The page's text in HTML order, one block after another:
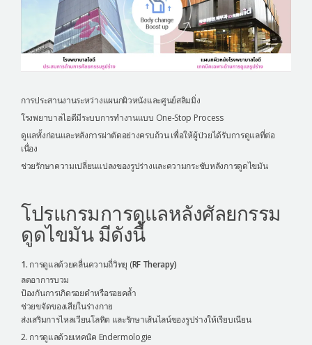
การประสานงานระหว่างแผนกผิวหนังและศูนย์สลิมมิ่ง
โรงพยาบาลไอดีมีระบบการทำงานแบบ One-Stop Process
ดูแลทั้งก่อนและหลังการผ่าตัดอย่างครบถ้วน เพื่อให้ผู้ป่วยได้รับการดูแลที่ต่อ
เนื่อง
ช่วยรักษาความเปลี่ยนแปลงของรูปร่างและความกระชับหลังการดูดไขมัน
โปรแกรมการดูแลหลังศัลยกรรม
ดูดไขมัน มีดังนี้
1. การดูแลด้วยคลื่นความถี่วิทยุ (RF Therapy)
ลดอาการบวม
ป้องกันการเกิดรอยดำหรือรอยคล้ำ
ช่วยขจัดของเสียในร่างกาย
ส่งเสริมการไหลเวียนโลหิต และรักษาเส้นไลน์ของรูปร่างให้เรียบเนียน
2. การดูแลด้วยเทคนิค Endermologie